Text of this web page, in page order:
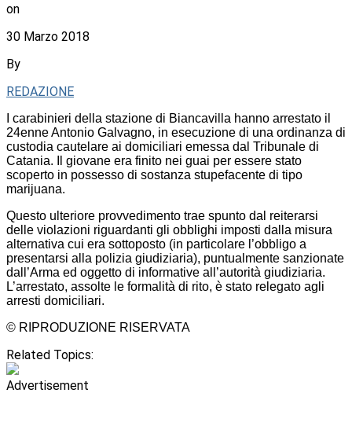
on
30 Marzo 2018
By
REDAZIONE
I carabinieri della stazione di Biancavilla hanno arrestato il
24enne Antonio Galvagno, in esecuzione di una ordinanza di
custodia cautelare ai domiciliari emessa dal Tribunale di
Catania. Il giovane era finito nei guai per essere stato
scoperto in possesso di sostanza stupefacente di tipo
marijuana.
Questo ulteriore provvedimento trae spunto dal reiterarsi
delle violazioni riguardanti gli obblighi imposti dalla misura
alternativa cui era sottoposto (in particolare l’obbligo a
presentarsi alla polizia giudiziaria), puntualmente sanzionate
dall’Arma ed oggetto di informative all’autorità giudiziaria.
L’arrestato, assolte le formalità di rito, è stato relegato agli
arresti domiciliari.
© RIPRODUZIONE RISERVATA
Related Topics:
Advertisement